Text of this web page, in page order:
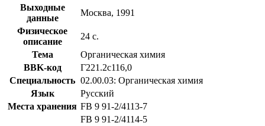
Выходные
данные
Москва, 1991
Физическое
описание
24 с.
Тема
Органическая химия
BBK-код
Г221.2с116,0
Специальность 02.00.03: Органическая химия
Язык
Русский
Места хранения FB 9 91-2/4113-7
FB 9 91-2/4114-5